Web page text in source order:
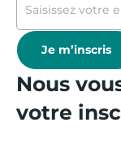
Je m’inscris
Nous
votre